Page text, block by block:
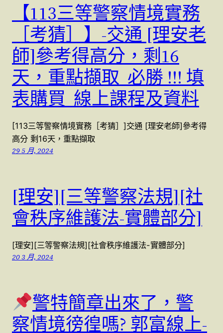
【113三等警察情境實務
［考猜］】-交通 [理安老
師]參考得高分，剩16
天，重點擷取 必勝 !!! 填
表購買 線上課程及資料
[113三等警察情境實務［考猜］]交通 [理安老師]參考得
高分 剩16天，重點擷取
29 5 月, 2024
[理安][三等警察法規][社
會秩序維護法-實體部分]
[理安][三等警察法規][社會秩序維護法-實體部分]
20 3 月, 2024
警特簡章出來了，警
察情境徬徨嗎? 郭富線上-